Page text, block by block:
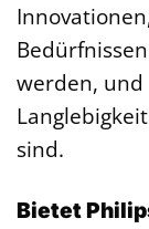
werden,
sind.
Bietet